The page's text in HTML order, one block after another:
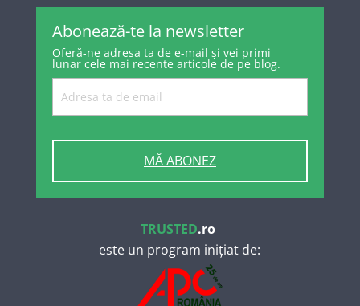
Abonează-te la newsletter
Oferă-ne adresa ta de e-mail și vei primi
lunar cele mai recente articole de pe blog.
MĂ ABONEZ
TRUSTED.ro
este un program inițiat de: